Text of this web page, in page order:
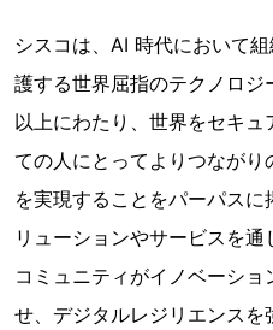
シスコは、AI 時代において
護する世界屈指のテクノロ
以上にわたり、世界をセキ
ての人にとってよりつなが
を実現することをパーパス
リューションやサービスを通
コミュニティがイノベーシ
せ、デジタルレジリエンスを